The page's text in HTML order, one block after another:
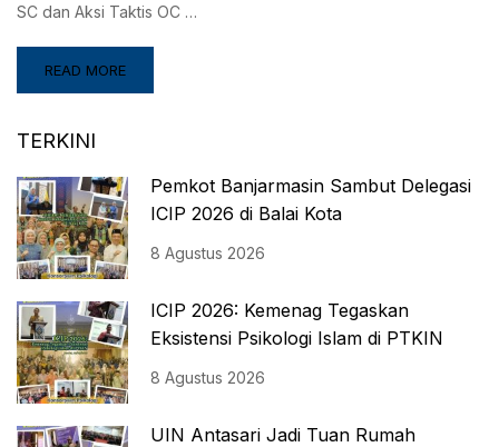
SC dan Aksi Taktis OC …
READ MORE
TERKINI
Pemkot Banjarmasin Sambut Delegasi
ICIP 2026 di Balai Kota
8 Agustus 2026
ICIP 2026: Kemenag Tegaskan
Eksistensi Psikologi Islam di PTKIN
8 Agustus 2026
UIN Antasari Jadi Tuan Rumah